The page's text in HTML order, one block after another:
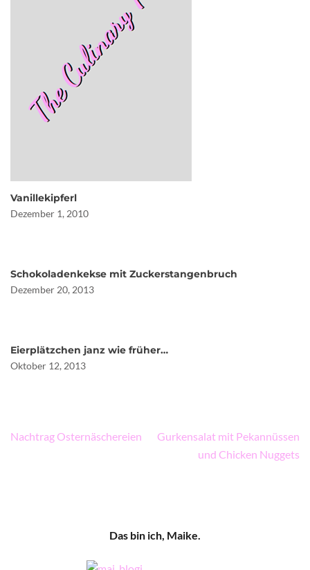
Vanillekipferl
Dezember 1, 2010
Schokoladenkekse mit Zuckerstangenbruch
Dezember 20, 2013
Eierplätzchen janz wie früher…
Oktober 12, 2013
Beitragsnavigation
Nachtrag Osternäschereien
Gurkensalat mit Pekannüssen
und Chicken Nuggets
Das bin ich, Maike.